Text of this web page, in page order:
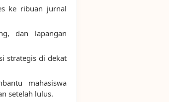
ke ribuan jurnal
dan lapangan
strategis di dekat
mahasiswa
setelah lulus.